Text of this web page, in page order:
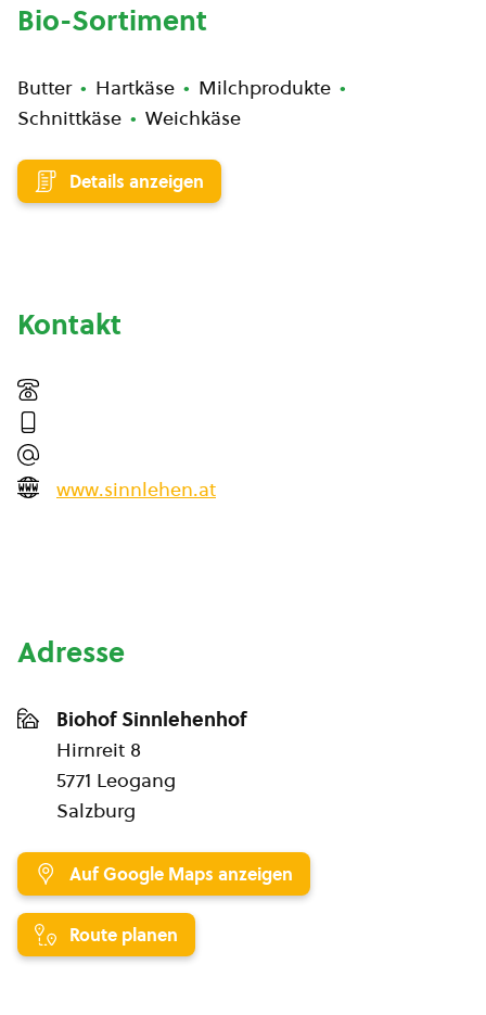
Bio-Sortiment
Butter Hartkäse
Milchprodukte
Schnittkäse
Weichkäse
Details anzeigen
Kontakt
www.sinnlehen.at
Adresse
Biohof Sinnlehenhof
Hirnreit 8
5771 Leogang
Salzburg
Auf Google Maps anzeigen
Route planen